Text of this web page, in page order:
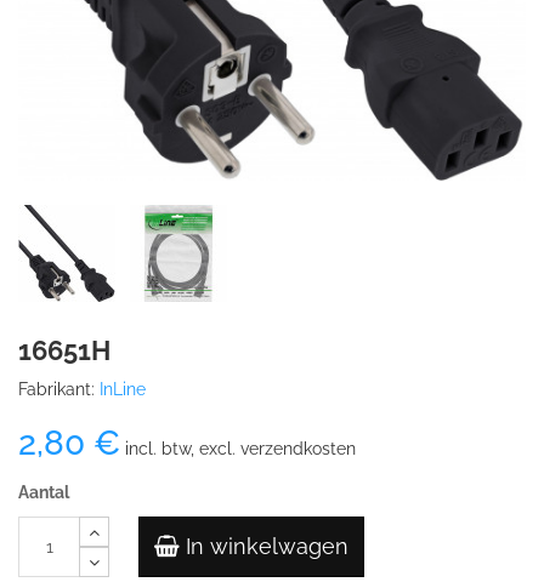
16651H
Fabrikant: InLine
2,80 € incl. btw, excl. verzendkosten
Aantal
In winkelwagen